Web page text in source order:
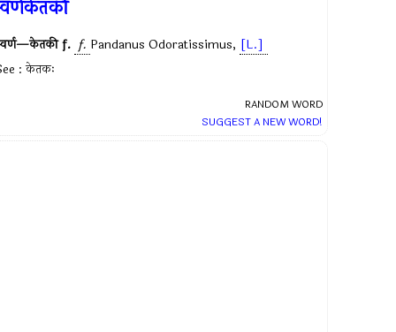
f. f. Pandanus Odoratissimus, [L.]
: केतकः
RANDOM WORD
SUGGEST A NEW WORD!